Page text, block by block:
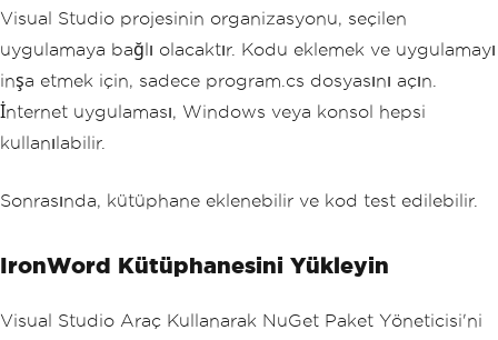
Visual Studio projesinin organizasyonu, seçilen
uygulamaya bağlı olacaktır. Kodu eklemek ve uygulamayı
inşa etmek için, sadece program.cs dosyasını açın.
İnternet uygulaması, Windows veya konsol hepsi
kullanılabilir.
Sonrasında, kütüphane eklenebilir ve kod test edilebilir.
IronWord Kütüphanesini Yükleyin
Visual Studio Araç Kullanarak NuGet Paket Yöneticisi'ni